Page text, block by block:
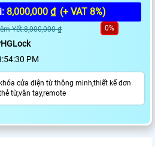
8,000,000 ₫ (+ VAT 8%)
Yết:8,000,000 ₫ 0%
PM
cửa điện từ thông minh,thiết kế đơn
từ,vân tay,remote